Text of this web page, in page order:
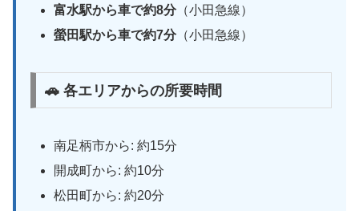
富水駅から車で約8分（小田急線）
螢田駅から車で約7分（小田急線）
🚗 各エリアからの所要時間
南足柄市から: 約15分
開成町から: 約10分
松田町から: 約20分